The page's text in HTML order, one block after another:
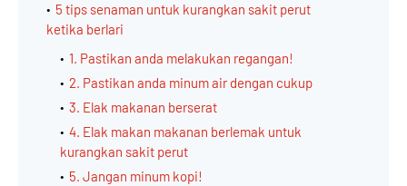
5 tips senaman untuk kurangkan sakit perut
ketika berlari
1. Pastikan anda melakukan regangan!
2. Pastikan anda minum air dengan cukup
3. Elak makanan berserat
4. Elak makan makanan berlemak untuk
kurangkan sakit perut
5. Jangan minum kopi!